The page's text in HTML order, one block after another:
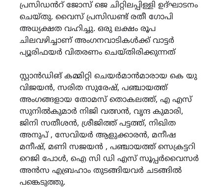
പ്രസിഡൻറ് ജോസ് ജെ ചിറ്റിലപ്പിള്ളി ഉദ്ഘാടനം
ചെയ്തു. വൈസ് പ്രസിഡണ്ട് രതീ ഗോപി
അധ്യക്ഷത വഹിച്ചു. ഒരു ലക്ഷം രൂപ
ചിലവഴിച്ചാണ് അംഗനവാടികൾക്ക് വാട്ടർ
പ്യൂരിഫയർ വിതരണം ചെയ്തിരിക്കുന്നത്
സ്റ്റാൻഡിങ് കമ്മിറ്റി ചെയർമാൻമാരായ കെ യു
വിജയൻ, സരിത സുരേഷ്, പഞ്ചായത്ത്
അംഗങ്ങളായ തോമസ്‌ തൊകലത്ത്, എ എസ്
സുനിൽകുമാർ നിജി വത്സൻ, വൃന്ദ കുമാരി,
ജിനി സതീശൻ, ശ്രീജിത്ത് പട്ടത്ത്, നിഖിത
അനുപ് , സേവിയർ ആളുക്കാരൻ, മനീഷ
മനീഷ്, മണി സജയൻ , പഞ്ചായത്ത് സെക്രട്ടറി
റെജി പോൾ, ഐ സി ഡി എസ് സൂപ്പർവൈസർ
അൻസ എബ്രഹാം തുടങ്ങിയവർ ചടങ്ങിൽ
പങ്കെടുത്തു.